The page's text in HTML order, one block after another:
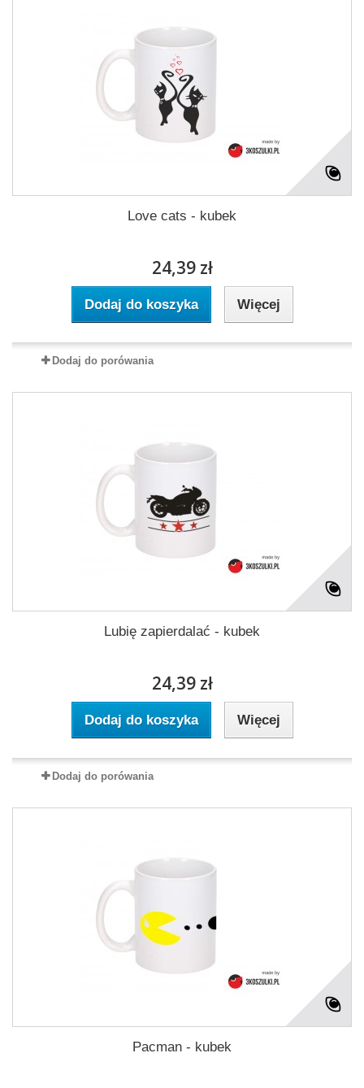
Love cats - kubek
24,39 zł
Dodaj do koszyka Więcej
Dodaj do porówania
Lubię zapierdalać - kubek
24,39 zł
Dodaj do koszyka Więcej
Dodaj do porówania
Pacman - kubek